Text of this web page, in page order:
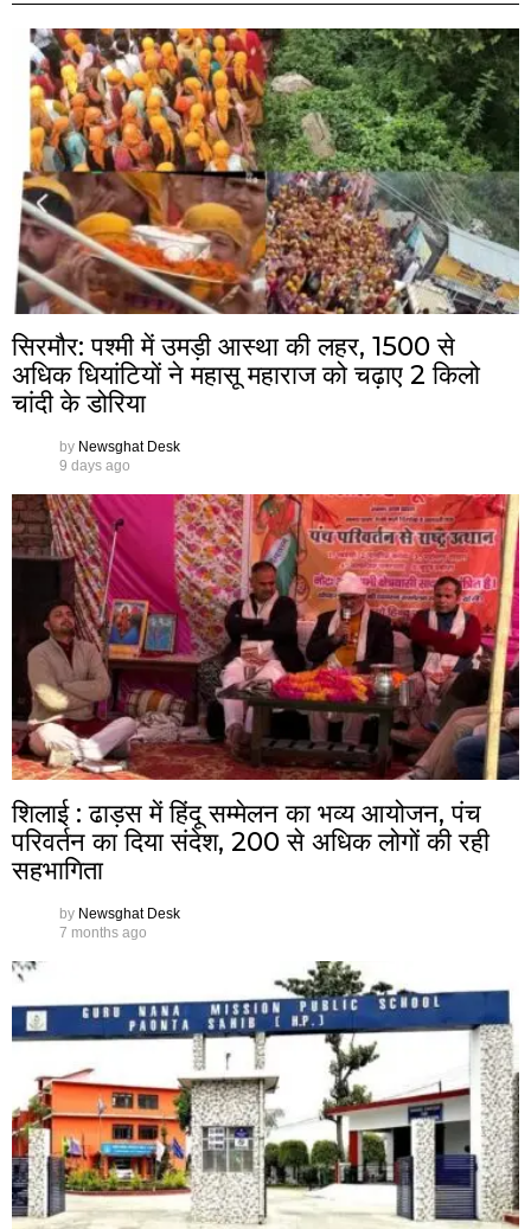
सिरमौर: पश्मी में उमड़ी आस्था की लहर, 1500 से
अधिक धियांटियों ने महासू महाराज को चढ़ाए 2 किलो
चांदी के डोरिया
by Newsghat Desk
9 days ago
शिलाई : ढाड़स में हिंदू सम्मेलन का भव्य आयोजन, पंच
परिवर्तन का दिया संदेश, 200 से अधिक लोगों की रही
सहभागिता
by Newsghat Desk
7 months ago